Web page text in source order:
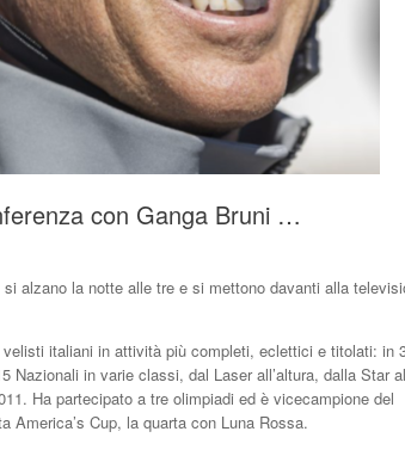
con Ganga Bruni …
alzano la notte alle tre e si mettono davanti alla
italiani in attività più completi, eclettici e titolati: in
in varie classi, dal Laser all’altura, dalla Star al
Ha partecipato a tre olimpiadi ed è vicecampione del
America’s Cup, la quarta con Luna Rossa.